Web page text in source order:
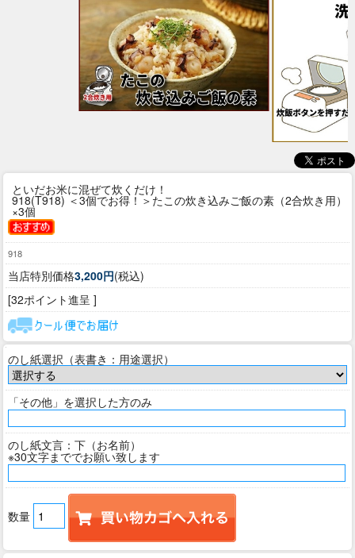
といだお米に混ぜて炊くだけ！
918(T918) ＜3個でお得！＞たこの炊き込みご飯の素（2合炊き用）
×3個
918
当店特別価格3,200円(税込)
[32ポイント進呈 ]
のし紙選択（表書き：用途選択）
「その他」を選択した方のみ
のし紙文言：下（お名前）
※30文字まででお願い致します
数量